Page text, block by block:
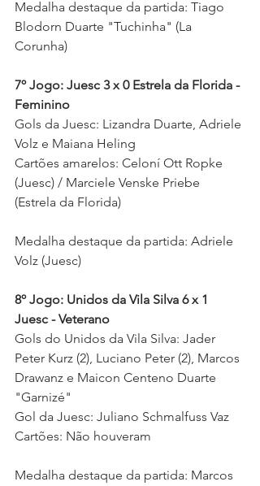
Medalha destaque da partida: Tiago
Blodorn Duarte "Tuchinha" (La
Corunha)
7º Jogo: Juesc 3 x 0 Estrela da Florida -
Feminino
Gols da Juesc: Lizandra Duarte, Adriele
Volz e Maiana Heling
Cartões amarelos: Celoní Ott Ropke
(Juesc) / Marciele Venske Priebe
(Estrela da Florida)
Medalha destaque da partida: Adriele
Volz (Juesc)
8º Jogo: Unidos da Vila Silva 6 x 1
Juesc - Veterano
Gols do Unidos da Vila Silva: Jader
Peter Kurz (2), Luciano Peter (2), Marcos
Drawanz e Maicon Centeno Duarte
"Garnizé"
Gol da Juesc: Juliano Schmalfuss Vaz
Cartões: Não houveram
Medalha destaque da partida: Marcos